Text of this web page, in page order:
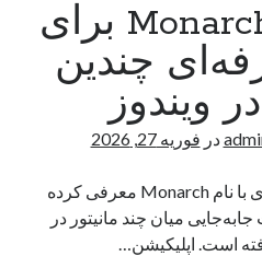
را
کرد؛
آنتن
GPS
ارتقایافته،
ماراتن
و
۱۴
ابزار جدید Monarch برای
چندین
ویندوز
در فوریه 27, 2026
یکی از کاربران ردیت ابزاری با نام Monarch معرفی کرده
میان چند مانیتور در
است. اپلیکیشن…